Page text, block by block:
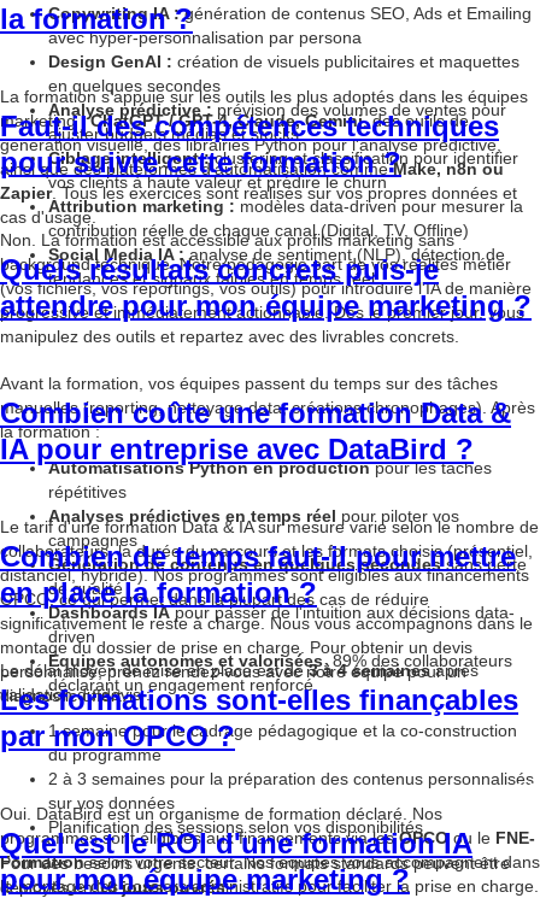
Copywriting IA :génération de contenus SEO, Ads et Emailing
avec hyper-personnalisation par persona
Design GenAI : création de visuels publicitaires et maquettes
en quelques secondes
Analyse prédictive : prévision des volumes de ventes pour
ajuster budgets médias et stocks
Ciblage intelligent :clustering et classification pour identifier
vos clients à haute valeur et prédire le churn
Attribution marketing : modèles data-driven pour mesurer la
contribution réelle de chaque canal (Digital, TV, Offline)
Social Media IA : analyse de sentiment (NLP), détection de
tendances et signaux faibles en temps réel
la formation ?
La formation s'appuie sur les outils les plus adoptés dans les équipes
marketing :ChatGPT / GPT-4, Claude, Gemini, des outils de
génération visuelle, des librairies Python pour l'analyse prédictive,
ainsi que des plateformes d'automatisation commeMake, n8n ou
Zapier. Tous les exercices sont réalisés sur vos propres données et
cas d'usage.
Faut-il des compétences techniques
pour suivre cette formation ?
Non. La formation est accessible aux profils marketing sans
background technique. Notre pédagogie part de vos réalités métier
(vos fichiers, vos reportings, vos outils) pour introduire l'IA de manière
progressive et immédiatement actionnable. Dès le premier jour, vous
manipulez des outils et repartez avec des livrables concrets.
Quels résultats concrets puis-je
attendre pour mon équipe marketing ?
Avant la formation, vos équipes passent du temps sur des tâches
manuelles (reporting, nettoyage data, créations chronophages). Après
la formation :
Automatisations Python en productionpour les tâches
répétitives
Analyses prédictives en temps réel pour piloter vos
campagnes
Génération de contenus en quelques secondessans perte
de qualité
Dashboards IApour passer de l'intuition aux décisions data-
driven
Équipes autonomes et valorisées, 89% des collaborateurs
déclarant un engagement renforcé
Combien coûte une formation Data &
IA pour entreprise avec DataBird ?
Le tarif d'une formation Data & IA sur mesure varie selon le nombre de
collaborateurs, la durée du parcours et les formats choisis (présentiel,
distanciel, hybride). Nos programmes sont éligibles aux financements
OPCO, ce qui permet dans la plupart des cas de réduire
significativement le reste à charge. Nous vous accompagnons dans le
montage du dossier de prise en charge. Pour obtenir un devis
personnalisé, prenez rendez-vous avec notre équipe pour un
diagnostic offert.
Combien de temps faut-il pour mettre
en place la formation ?
Le délai moyen de mise en place est de3 à 4 semainesaprès
validation du devis :
1 semaine pour le cadrage pédagogique et la co-construction
du programme
2 à 3 semaines pour la préparation des contenus personnalisés
sur vos données
Planification des sessions selon vos disponibilités
Pour des besoins urgents, certains formats standards peuvent être
déployés en10 jours ouvrés.
Les formations sont-elles finançables
par mon OPCO ?
Oui. DataBird est un organisme de formation déclaré. Nos
programmes sont éligibles aux financements via lesOPCOou le FNE-
Formationselon votre secteur. Nos équipes vous accompagnent dans
le montage des dossiers administratifs pour faciliter la prise en charge.
Quel est le ROI d'une formation IA
pour mon équipe marketing ?